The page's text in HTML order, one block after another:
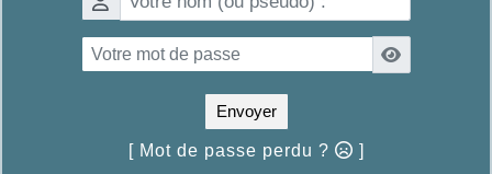
Envoyer
[ Mot de passe perdu ? ]